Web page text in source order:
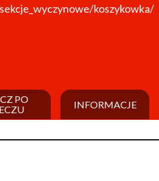
koszykowka/
PO
INFORMACJE